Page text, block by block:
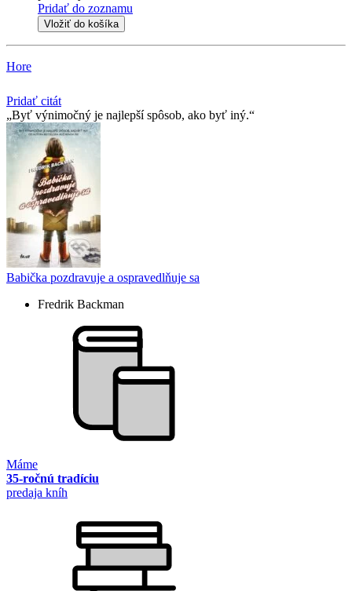
Pridať do zoznamu
Vložiť do košíka
Hore
Pridať citát
Byť výnimočný je najlepší spôsob, ako byť iný.
Babička pozdravuje a ospravedlňuje sa
Fredrik Backman
Máme
35-ročnú tradíciu
predaja kníh